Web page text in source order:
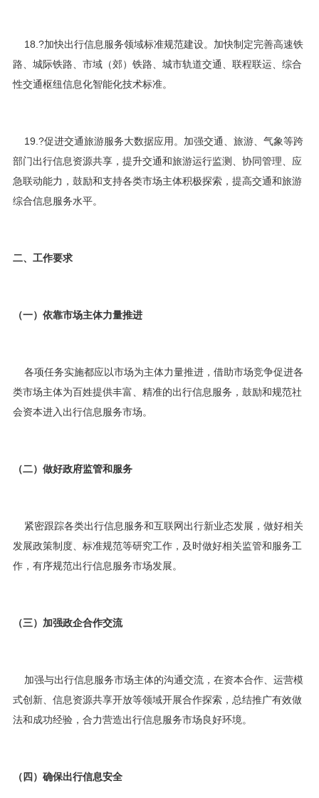
18.?加快出行信息服务领域标准规范建设。加快制定完善高速铁
路、城际铁路、市域（郊）铁路、城市轨道交通、联程联运、综合
性交通枢纽信息化智能化技术标准。
19.?促进交通旅游服务大数据应用。加强交通、旅游、气象等跨
部门出行信息资源共享，提升交通和旅游运行监测、协同管理、应
急联动能力，鼓励和支持各类市场主体积极探索，提高交通和旅游
综合信息服务水平。
二、工作要求
（一）依靠市场主体力量推进
各项任务实施都应以市场为主体力量推进，借助市场竞争促进各
类市场主体为百姓提供丰富、精准的出行信息服务，鼓励和规范社
会资本进入出行信息服务市场。
（二）做好政府监管和服务
紧密跟踪各类出行信息服务和互联网出行新业态发展，做好相关
发展政策制度、标准规范等研究工作，及时做好相关监管和服务工
作，有序规范出行信息服务市场发展。
（三）加强政企合作交流
加强与出行信息服务市场主体的沟通交流，在资本合作、运营模
式创新、信息资源共享开放等领域开展合作探索，总结推广有效做
法和成功经验，合力营造出行信息服务市场良好环境。
（四）确保出行信息安全